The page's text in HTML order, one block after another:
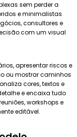
sem perder a
e minimalistas
consultores e
com um visual
apresentar riscos e
ou mostrar caminhos
cores, textos e
e encaixa tudo
workshops e
editável.